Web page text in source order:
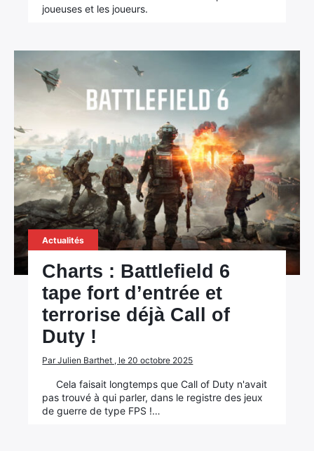
joueuses et les joueurs.
Actualités
Charts : Battlefield 6
tape fort d’entrée et
terrorise déjà Call of
Duty !
Par Julien Barthet , le 20 octobre 2025
Cela faisait longtemps que Call of Duty n'avait
pas trouvé à qui parler, dans le registre des jeux
de guerre de type FPS !…